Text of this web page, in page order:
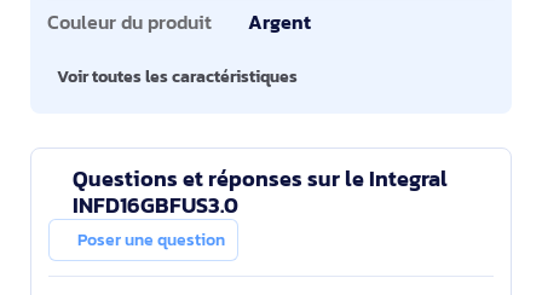
Couleur du produit
Argent
Voir toutes les caractéristiques
Questions et réponses sur le Integral
INFD16GBFUS3.0
Poser une question